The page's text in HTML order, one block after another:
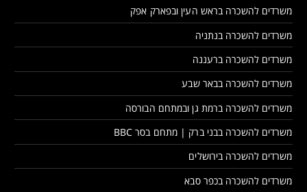
משרדים להשכרה בראש העין ובפארק אפק
משרדים להשכרה בנתניה
משרדים להשכרה ברעננה
משרדים להשכרה בבאר שבע
משרדים להשכרה ברמת גן ובמתחם הבורסה
משרדים להשכרה בבני ברק | מתחם בסר BBC
משרדים להשכרה בירושלים
משרדים להשכרה בכפר סבא